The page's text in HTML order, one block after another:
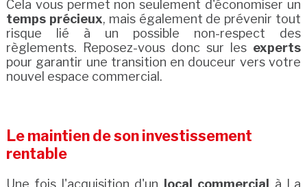
Cela vous permet non seulement d'économiser un
temps précieux, mais également de prévenir tout
risque lié à un possible non-respect des
règlements. Reposez-vous donc sur les experts
pour garantir une transition en douceur vers votre
nouvel espace commercial.
Le maintien de son investissement
rentable
Une fois l'acquisition d'un local commercial
à La